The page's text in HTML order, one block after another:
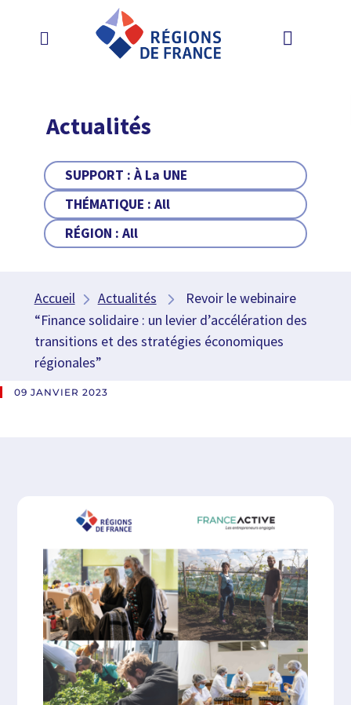
Actualités
SUPPORT :À La UNE
THÉMATIQUE :All
RÉGION :All
Accueil Actualités
Revoir le webinaire
“Finance solidaire : un levier d’accélération des
transitions et des stratégies économiques
régionales”
09 JANVIER 2023